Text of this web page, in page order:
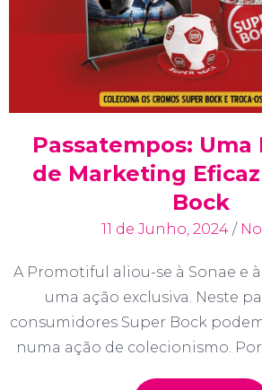
Passatempos: Uma
de Marketing
Bock
11 de Junho, 2024 /
A Promotiful aliou-se à Sonae e
uma ação exclusiva. Neste
consumidores Super Bock
numa ação de colecionismo.